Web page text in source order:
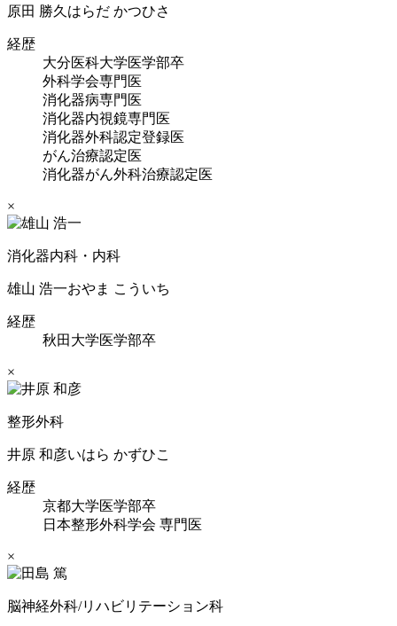
原田 勝久 はらだ かつひさ
経歴
大分医科大学医学部卒
外科学会専門医
消化器病専門医
消化器内視鏡専門医
消化器外科認定登録医
がん治療認定医
消化器がん外科治療認定医
×
消化器内科・内科
雄山 浩一おやま こういち
経歴
秋田大学医学部卒
×
整形外科
井原 和彦いはら かずひこ
経歴
京都大学医学部卒
日本整形外科学会 専門医
×
脳神経外科/リハビリテーション科